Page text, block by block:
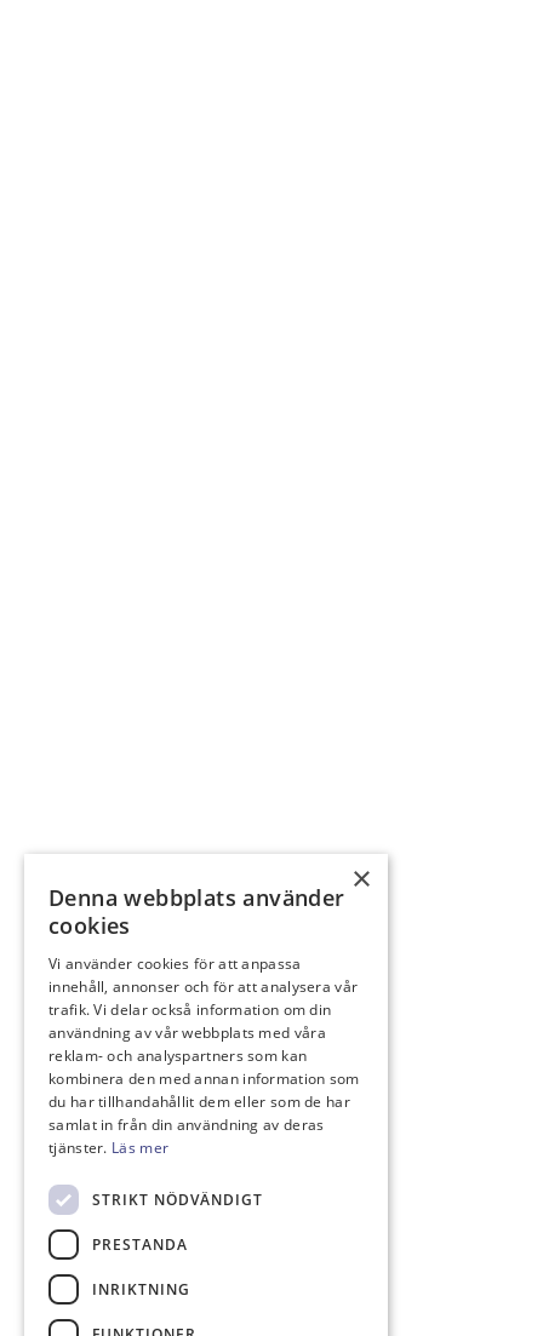
×
Denna webbplats använder
cookies
Vi använder cookies för att anpassa
innehåll, annonser och för att analysera vår
trafik. Vi delar också information om din
användning av vår webbplats med våra
reklam- och analyspartners som kan
kombinera den med annan information som
du har tillhandahållit dem eller som de har
samlat in från din användning av deras
tjänster. Läs mer
STRIKT NÖDVÄNDIGT
PRESTANDA
INRIKTNING